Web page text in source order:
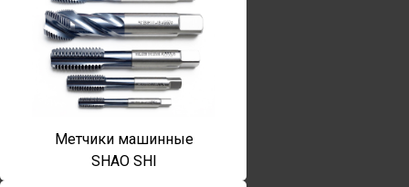
Метчики машинные
SHAO SHI